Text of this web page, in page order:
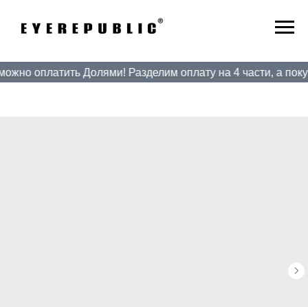
оплатить Долями! Разделим оплату на 4 части, а